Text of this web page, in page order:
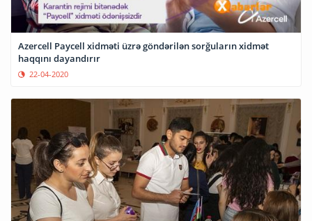
Azercell Paycell xidməti üzrə göndərilən sorğuların xidmət
haqqını dayandırır
22-04-2020